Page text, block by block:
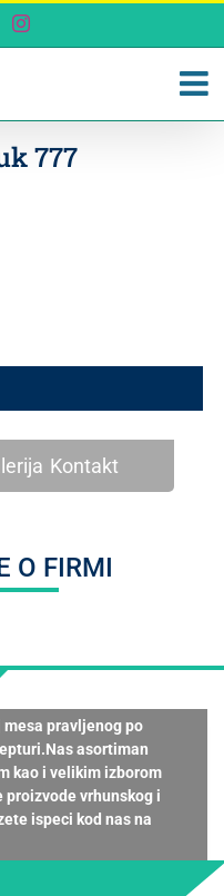
Instagram
777
Kontakt
O FIRMI
pravljenog po
asortiman
kao i velikim izborom
vrhunskog i
ispeci kod nas na